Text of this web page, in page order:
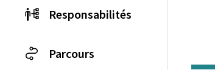
Responsabilités
Parcours